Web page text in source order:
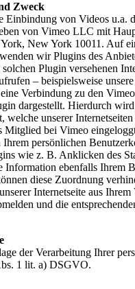
Zweck
Einbindung von Videos u.a.
von Vimeo LLC mit
New York 10011. Auf
wir Plugins des
Plugin versehenen
– beispielsweise
Verbindung zu den
dargestellt. Hierdurch
welche unserer
Mitglied bei Vimeo
persönlichen
wie z. B. Anklicken des
Information ebenfalls Ihrem
diese Zuordnung
Internetseite aus Ihrem
und die
der Verarbeitung Ihrer
1 lit. a) DSGVO.